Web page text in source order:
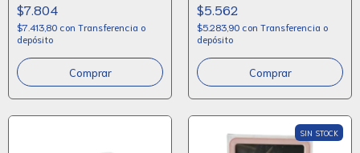
$7.804
$7.413,80 con Transferencia o
depósito
$5.562
$5.283,90 con Transferencia o
depósito
SIN STOCK